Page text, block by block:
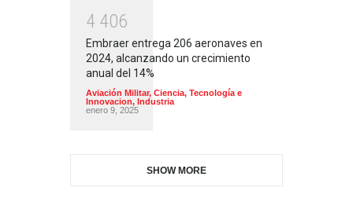
4 406
Embraer entrega 206 aeronaves en
2024, alcanzando un crecimiento
anual del 14%
Aviación Militar, Ciencia, Tecnología e
Innovacion, Industria
enero 9, 2025
SHOW MORE